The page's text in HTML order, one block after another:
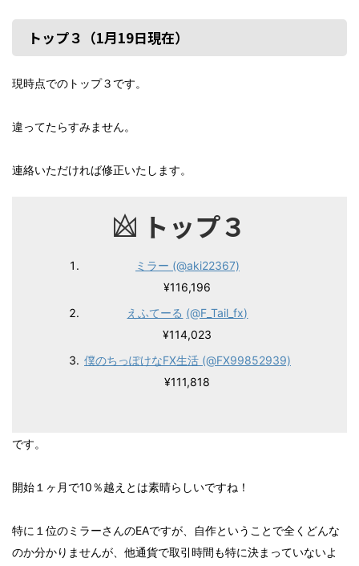
トップ３（1月19日現在）
現時点でのトップ３です。
違ってたらすみません。
連絡いただければ修正いたします。
トップ３
ミラー (@aki22367)
¥116,196
えふてーる (@F_Tail_fx)
¥114,023
僕のちっぽけなFX生活 (@FX99852939)
¥111,818
です。
開始１ヶ月で10％越えとは素晴らしいですね！
特に１位のミラーさんのEAですが、自作ということで全くどんな
のか分かりませんが、他通貨で取引時間も特に決まっていないよ